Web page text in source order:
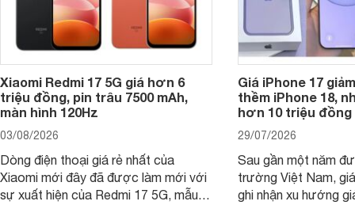
Xiaomi Redmi 17 5G giá hơn 6
triệu đồng, pin trâu 7500 mAh,
màn hình 120Hz
03/08/2026
Dòng điện thoại giá rẻ nhất của
Xiaomi mới đây đã được làm mới với
sự xuất hiện của Redmi 17 5G, mẫu
Giá iPhone 17
thềm iPhone 18,
hơn 10 triệu đồng
29/07/2026
Sau gần một năm
trường Việt Nam,
ghi nhận xu hướng